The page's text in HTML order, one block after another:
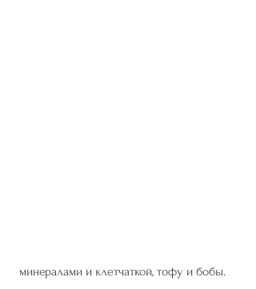
минералами и клетчаткой, тофу и бобы.